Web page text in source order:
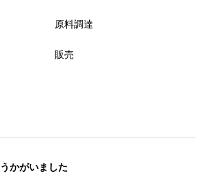
原料調達
販売
うかがいました